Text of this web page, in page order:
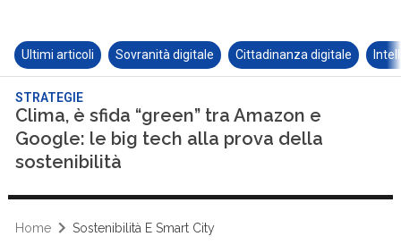
Ultimi articoli Sovranità digitale Cittadinanza digitale
STRATEGIE
Clima, è sfida “green” tra Amazon e
Google: le big tech alla prova della
sostenibilità
Home Sostenibilità E Smart City